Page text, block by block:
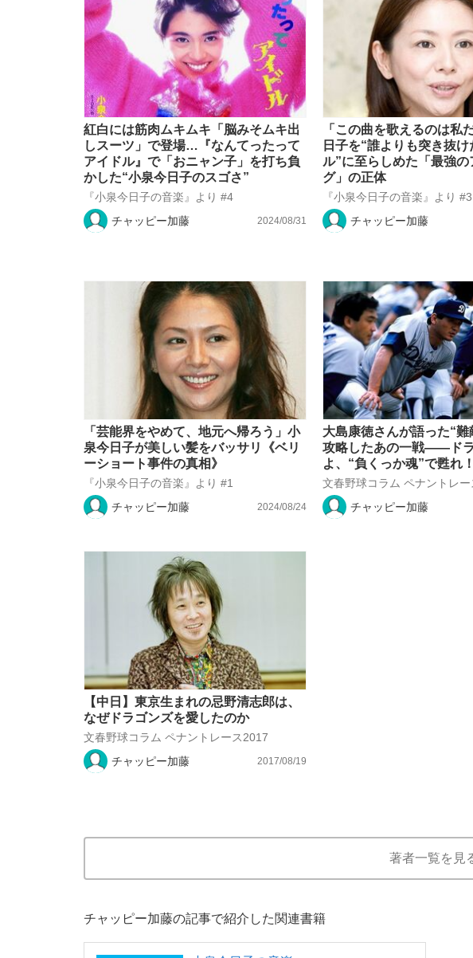
「最悪の空気のまま解散」WBC日本代表“敗戦”の真実 選手が明
私のあのとき、私のいま
紅白には筋肉ムキムキ「脳みそムキ出
しスーツ」で登場…『なんてったって
アイドル』で「おニャン子」を打ち負
かした“小泉今日子のスゴさ”
『小泉今日子の音楽』より #4
チャッピー加藤
2024/08/31
「この曲を歌えるのは私
日子を“誰よりも突き抜け
ル”に至らしめた「最強
グ」の正体
『小泉今日子の音楽』より #3
チャッピー加藤
「芸能界をやめて、地元へ帰ろう」小
泉今日子が美しい髪をバッサリ《ベリ
ーショート事件の真相》
『小泉今日子の音楽』より #1
チャッピー加藤
2024/08/24
大島康徳さんが語った“難
攻略したあの一戦――ド
よ、“負くっか魂”で甦れ！
文春野球コラム ペナントレー
チャッピー加藤
【中日】東京生まれの忌野清志郎は、
なぜドラゴンズを愛したのか
文春野球コラム ペナントレース2017
チャッピー加藤
2017/08/19
著者一覧を見
チャッピー加藤の記事で紹介した関連書籍